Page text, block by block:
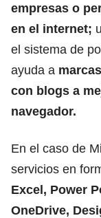
empresas o
en el internet;
el sistema de
ayuda a
con blogs a
navegador.
En el caso de
servicios en
Excel, Power
OneDrive,